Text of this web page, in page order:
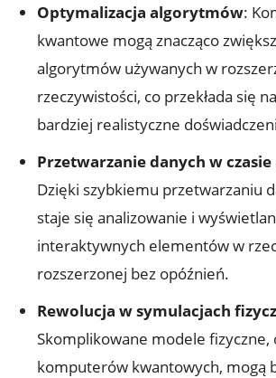
Optymalizacja algorytmów:
kwantowe mogą znacząco
algorytmów używanych w
rzeczywistości, co przekłada się
bardziej realistyczne
Przetwarzanie danych w
Dzięki szybkiemu przetwarzaniu
staje się analizowanie i
interaktywnych elementów w
rozszerzonej bez opóźnień.
Rewolucja w symulacjach
Skomplikowane modele fizyczne,
komputerów kwantowych, mogą